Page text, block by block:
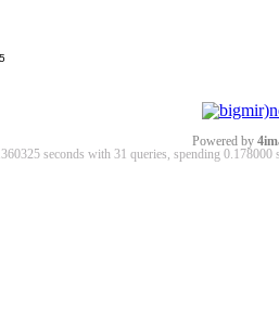
Powered by
seconds with 31 queries, spending